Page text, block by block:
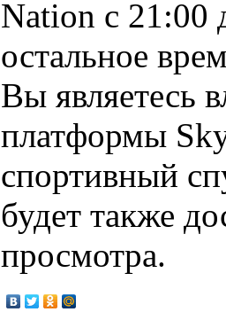
Nation с 21:00
остальное
Вы являетесь
платформы
спортивный
будет также
просмотра.